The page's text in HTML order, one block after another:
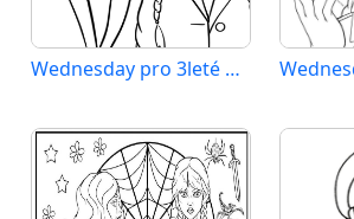
Wednesday pro 3leté Děti